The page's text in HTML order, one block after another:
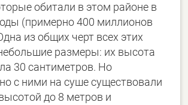
обитали в этом районе в
(примерно 400 миллионов
из общих черт всех этих
размеры: их высота
30 сантиметров. Но
с ними на суше существовали
до 8 метров и